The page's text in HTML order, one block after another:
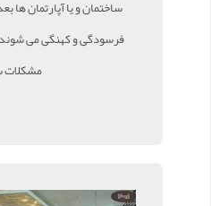
ساختمان و یا آپارتمان ها
فرسودگی و کهنگی می